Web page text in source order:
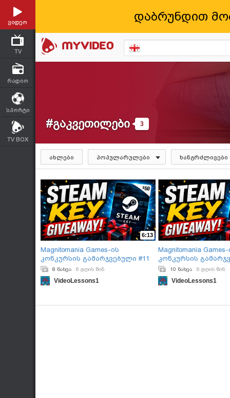
დაბრუნდით
ვიდეო
TV
რადიო
სპორტი
TV BOX
#გაკვეთილები 3
ახლები პოპულარულები ხანგრძლივები
6:13
Magnitomania Games-ის
კონკურსის გამარჯვებული #11
(+პრიზის გადაცემა)
8 ნახვა 6 დღის წინ
VideoLessons1
Magnitomania
კონკურსის
(+პრიზის
10 ნახვა 6 დღის წინ
VideoLessons1